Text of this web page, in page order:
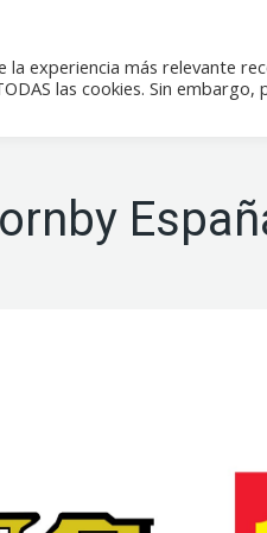
Noticias
experiencia más relevante
las cookies. Sin